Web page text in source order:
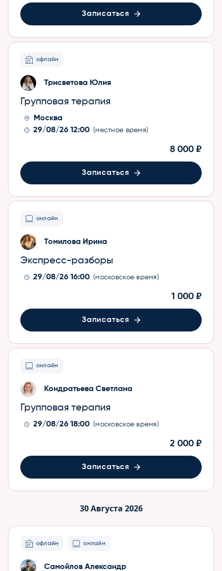
Записаться
офлайн
Трисветова Юлия
Групповая терапия
Москва
29/08/26 12:00 (местное время)
8 000 ₽
Записаться
онлайн
Томилова Ирина
Экспресс-разборы
29/08/26 16:00 (московское время)
1 000 ₽
Записаться
онлайн
Кондратьева Светлана
Групповая терапия
29/08/26 18:00 (московское время)
2 000 ₽
Записаться
30 Августа 2026
офлайн онлайн
Самойлов Александр